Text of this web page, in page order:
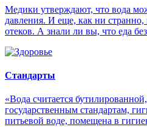
Медики утверждают, что вода
давления. И еще, как ни странно,
отеков. А знали ли вы, что еда
Стандарты
«Вода считается
государственным стандартам,
питьевой воде, помещена в